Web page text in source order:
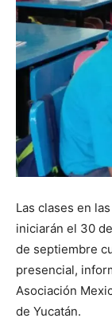
Las clases en
iniciarán el 30
de septiembre
presencial,
Asociación
de Yucatán.